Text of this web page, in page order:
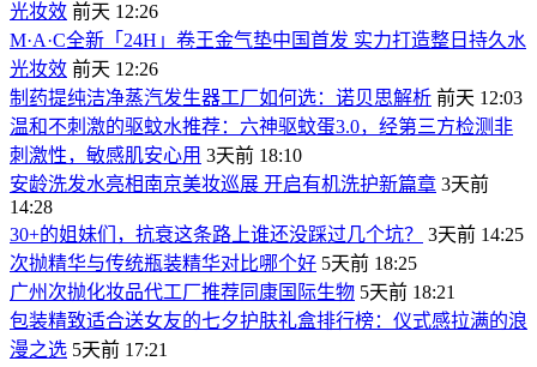
光妆效 前天 12:26
M·A·C全新「24H」卷王金气垫中国首发 实力打造整日持久水
光妆效 前天 12:26
制药提纯洁净蒸汽发生器工厂如何选：诺贝思解析 前天 12:03
温和不刺激的驱蚊水推荐：六神驱蚊蛋3.0，经第三方检测非
刺激性，敏感肌安心用 3天前 18:10
安龄洗发水亮相南京美妆巡展 开启有机洗护新篇章 3天前
14:28
30+的姐妹们，抗衰这条路上谁还没踩过几个坑？
3天前 14:25
次抛精华与传统瓶装精华对比哪个好 5天前 18:25
广州次抛化妆品代工厂推荐同康国际生物 5天前 18:21
包装精致适合送女友的七夕护肤礼盒排行榜：仪式感拉满的浪
漫之选 5天前 17:21